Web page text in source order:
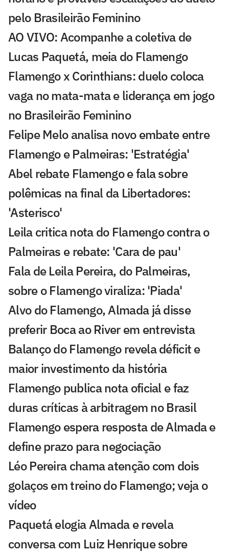
pelo Brasileirão Feminino
AO VIVO: Acompanhe a coletiva de
Lucas Paquetá, meia do Flamengo
Flamengo x Corinthians: duelo coloca
vaga no mata-mata e liderança em jogo
no Brasileirão Feminino
Felipe Melo analisa novo embate entre
Flamengo e Palmeiras: 'Estratégia'
Abel rebate Flamengo e fala sobre
polêmicas na final da Libertadores:
'Asterisco'
Leila critica nota do Flamengo contra o
Palmeiras e rebate: 'Cara de pau'
Fala de Leila Pereira, do Palmeiras,
sobre o Flamengo viraliza: 'Piada'
Alvo do Flamengo, Almada já disse
preferir Boca ao River em entrevista
Balanço do Flamengo revela déficit e
maior investimento da história
Flamengo publica nota oficial e faz
duras críticas à arbitragem no Brasil
Flamengo espera resposta de Almada e
define prazo para negociação
Léo Pereira chama atenção com dois
golaços em treino do Flamengo; veja o
vídeo
Paquetá elogia Almada e revela
conversa com Luiz Henrique sobre